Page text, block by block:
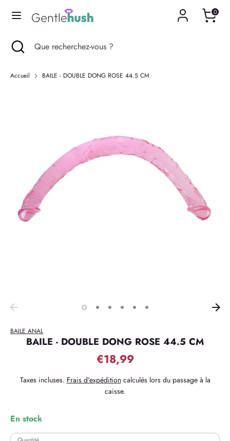
0
LangueFrançais
Recherche
Que
vous
Recherche
Que
?
Fermer
Accueil BAILE - DOUBLE DONG ROSE 44.5 CM
BAILE ANAL
BAILE - DOUBLE DONG ROSE 44.5 CM
€18,99
Taxes incluses. Frais d'expéditioncalculés lors du passage à la
caisse.
En stock